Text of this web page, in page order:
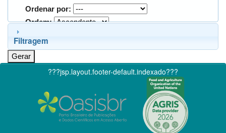
Ordenar por:
Ordem:
Filtragem
???jsp.layout.footer-default.indexado???